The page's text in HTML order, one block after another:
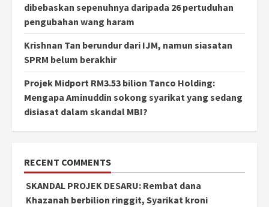
dibebaskan sepenuhnya daripada 26 pertuduhan
pengubahan wang haram
Krishnan Tan berundur dari IJM, namun siasatan
SPRM belum berakhir
Projek Midport RM3.53 bilion Tanco Holding:
Mengapa Aminuddin sokong syarikat yang sedang
disiasat dalam skandal MBI?
RECENT COMMENTS
SKANDAL PROJEK DESARU: Rembat dana
Khazanah berbilion ringgit, Syarikat kroni